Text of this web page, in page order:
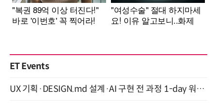
ET Events
UX 기획·DESIGN.md 설계·AI 구현 전 과정 1-day 워크숍 with Claude Code·Codex 9월 15일 개최